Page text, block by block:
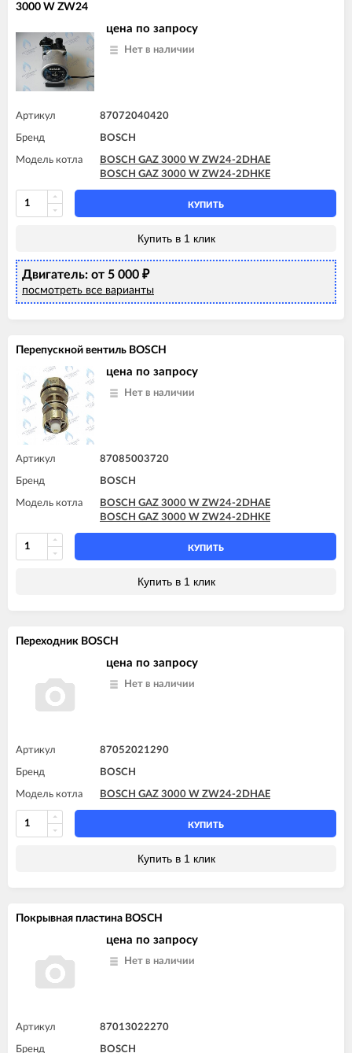
3000 W ZW24
цена по запросу
Нет в наличии
Артикул 87072040420
Бренд BOSCH
Модель котла
BOSCH GAZ 3000 W ZW24-2DHAE
BOSCH GAZ 3000 W ZW24-2DHKE
КУПИТЬ
Купить в 1 клик
Двигатель: от 5 000 ₽
посмотреть все варианты
Перепускной вентиль BOSCH
цена по запросу
Нет в наличии
Артикул 87085003720
Бренд BOSCH
Модель котла
BOSCH GAZ 3000 W ZW24-2DHAE
BOSCH GAZ 3000 W ZW24-2DHKE
КУПИТЬ
Купить в 1 клик
Переходник BOSCH
цена по запросу
Нет в наличии
Артикул 87052021290
Бренд BOSCH
Модель котла BOSCH GAZ 3000 W ZW24-2DHAE
КУПИТЬ
Купить в 1 клик
Покрывная пластина BOSCH
цена по запросу
Нет в наличии
Артикул 87013022270
Бренд BOSCH